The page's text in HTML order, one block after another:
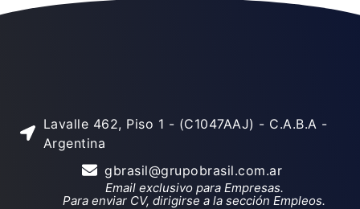
Lavalle 462, Piso 1 - (C1047AAJ) - C.A.B.A -
Argentina
gbrasil@grupobrasil.com.ar
Email exclusivo para Empresas.
Para enviar CV, dirigirse a la sección Empleos.